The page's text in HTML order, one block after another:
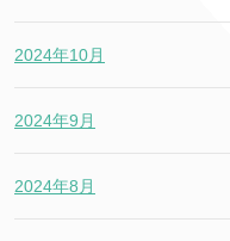
2024年10月
2024年9月
2024年8月